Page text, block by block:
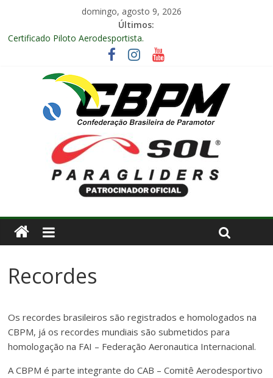
domingo, agosto 9, 2026
Últimos:
Certificado Piloto Aerodesportista.
Encontro Nacional de Aerodesporto no Arraiá Aéreo realizado
no Aeroclube de Bauru – SP.
Anuidade 2026
Arraiá Aéreo 2025 em Bauru – SP
Decisão Nº 675, 16 anos.
Recordes
Os recordes brasileiros são registrados e homologados na
CBPM, já os recordes mundiais são submetidos para
homologação na FAI – Federação Aeronautica Internacional.
A CBPM é parte integrante do CAB – Comitê Aerodesportivo